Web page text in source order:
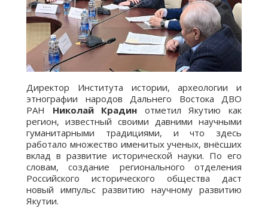
Директор Института истории, археологии и
этнографии народов Дальнего Востока ДВО
РАН Николай Крадин отметил Якутию как
регион, известный своими давними научными
гуманитарными традициями, и что здесь
работало множество именитых ученых, внёсших
вклад в развитие исторической науки. По его
словам, создание регионального отделения
Российского исторического общества даст
новый импульс развитию научному развитию
Якутии.